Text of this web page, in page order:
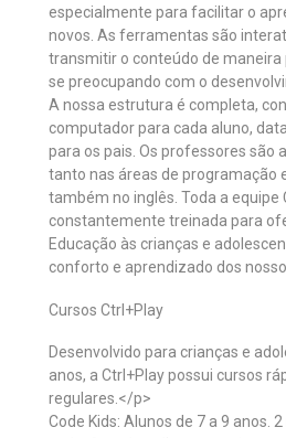
especialmente para facilitar o
novos. As ferramentas são
transmitir o conteúdo de maneira
se preocupando com o
A nossa estrutura é completa,
computador para cada aluno,
para os pais. Os professores são
tanto nas áreas de programação
também no inglês. Toda a equipe
constantemente treinada para
Educação às crianças e
conforto e aprendizado dos
Cursos Ctrl+Play
Desenvolvido para crianças e
anos, a Ctrl+Play possui cursos
regulares.</p>
Code Kids: Alunos de 7 a 9 anos.